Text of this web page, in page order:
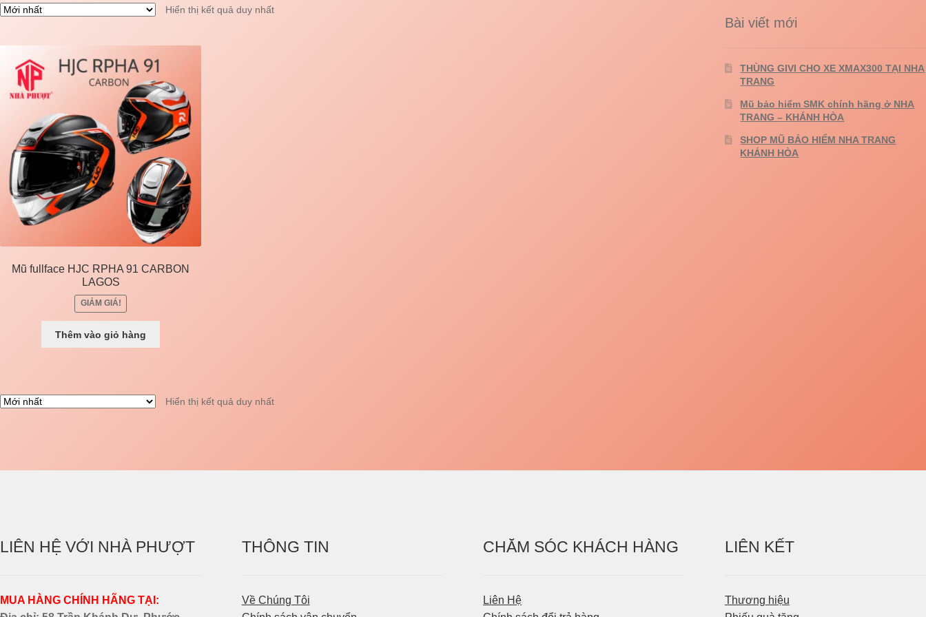
Hiển thị kết quả duy nhất
Mũ fullface HJC RPHA 91 CARBON
LAGOS
GIẢM GIÁ!
Thêm vào giỏ hàng
Hiển thị kết quả duy nhất
Bài viết mới
THÙNG GIVI CHO XE XMAX300 TẠI NHA
TRANG
Mũ bảo hiểm SMK chính hãng ở NHA
TRANG – KHÁNH HÒA
SHOP MŨ BẢO HIỂM NHA TRANG
KHÁNH HÒA
LIÊN HỆ VỚI NHÀ PHƯỢT
MUA HÀNG CHÍNH HÃNG TẠI:
THÔNG TIN
Về Chúng Tôi
CHĂM SÓC KHÁCH HÀNG
Liên Hệ
LIÊN KẾT
Thương hiệu